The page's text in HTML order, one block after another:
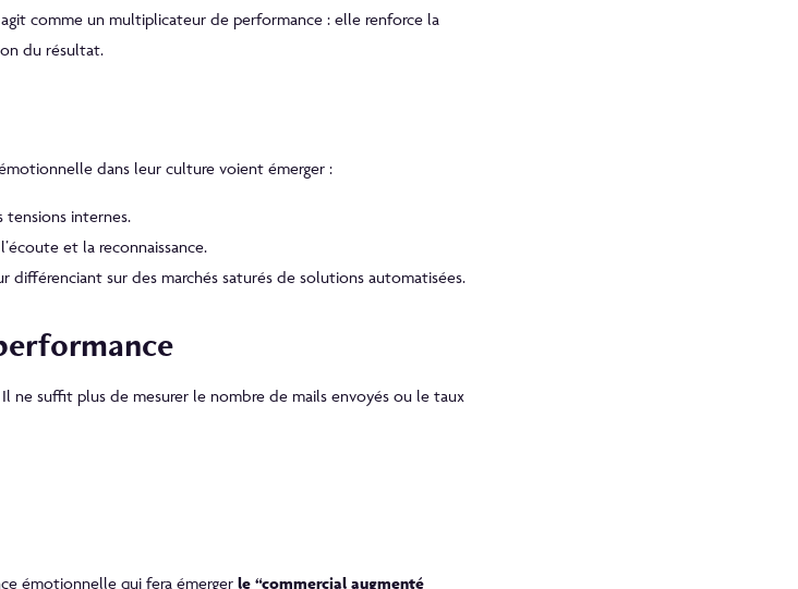
agit comme un multiplicateur de performance : elle renforce la
du résultat.
dans leur culture voient émerger :
tensions internes.
et la reconnaissance.
différenciant sur des marchés saturés de solutions automatisées.
ne suffit plus de mesurer le nombre de mails envoyés ou le taux
émotionnelle qui fera émerger le “commercial augmenté